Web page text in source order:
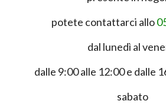
potete contattarci allo
dal lunedì al
dalle 9:00 alle 12:00 e dalle
sabato